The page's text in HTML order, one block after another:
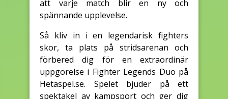
att varje match blir en ny och
spännande upplevelse.
Så kliv in i en legendarisk fighters
skor, ta plats på stridsarenan och
förbered dig för en extraordinär
uppgörelse i Fighter Legends Duo på
Hetaspel.se. Spelet bjuder på ett
spektakel av kampsport och ger dig